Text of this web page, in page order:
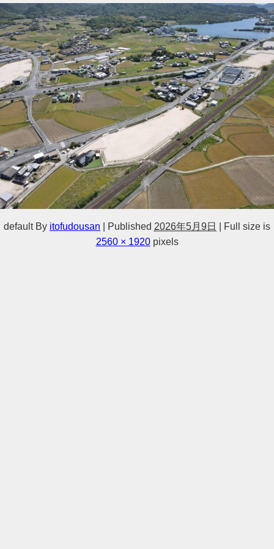
default By itofudousan Published 2026年5月9日
Full size is
2560 × 1920pixels